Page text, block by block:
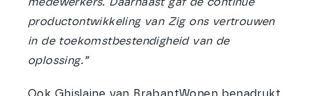
medewerkers. Daarnaast gaf de continue
productontwikkeling van Zig ons vertrouwen
in de toekomstbestendigheid van de
oplossing.”